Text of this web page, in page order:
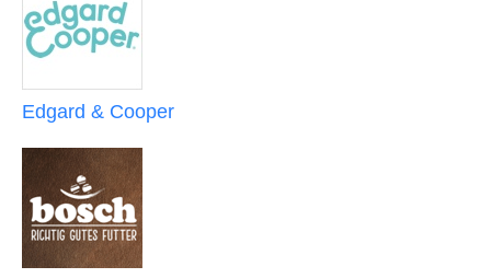
Edgard & Cooper